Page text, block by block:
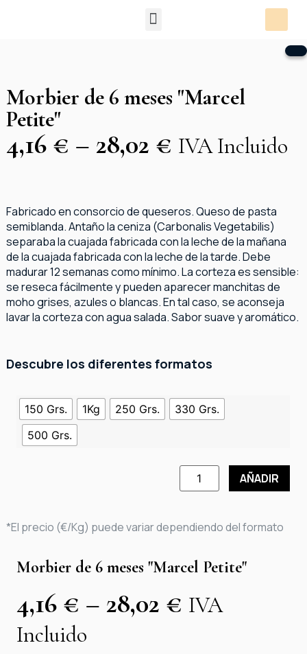
Morbier de 6 meses "Marcel
Petite"
4,16 € – 28,02 € IVA Incluido
Fabricado en consorcio de queseros. Queso de pasta
semiblanda. Antaño la ceniza (Carbonalis Vegetabilis)
separaba la cuajada fabricada con la leche de la mañana
de la cuajada fabricada con la leche de la tarde. Debe
madurar 12 semanas como mínimo. La corteza es sensible:
se reseca fácilmente y pueden aparecer manchitas de
moho grises, azules o blancas. En tal caso, se aconseja
lavar la corteza con agua salada. Sabor suave y aromático.
Descubre los diferentes formatos
150 Grs. 1Kg 250 Grs.
330 Grs.
500 Grs.
AÑADIR
*El precio (€/Kg) puede variar dependiendo del formato
Morbier de 6 meses "Marcel Petite"
4,16 € – 28,02 € IVA
Incluido